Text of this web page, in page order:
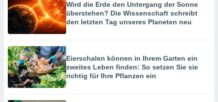
Wird die Erde den Untergang der Sonne
überstehen? Die Wissenschaft schreibt
den letzten Tag unseres Planeten neu
Eierschalen können in Ihrem Garten ein
zweites Leben finden: So setzen Sie sie
richtig für Ihre Pflanzen ein